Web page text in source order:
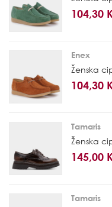
104,30
Enex
Ženska
104,30
Tamaris
Ženska
145,00
Tamaris